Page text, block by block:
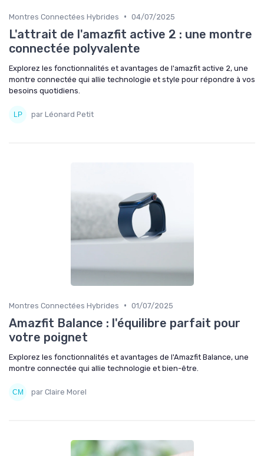
Montres Connectées Hybrides • 04/07/2025
L'attrait de l'amazfit active 2 : une montre
connectée polyvalente
Explorez les fonctionnalités et avantages de l'amazfit active 2, une
montre connectée qui allie technologie et style pour répondre à vos
besoins quotidiens.
par Léonard Petit
Montres Connectées Hybrides • 01/07/2025
Amazfit Balance : l'équilibre parfait pour
votre poignet
Explorez les fonctionnalités et avantages de l'Amazfit Balance, une
montre connectée qui allie technologie et bien-être.
par Claire Morel